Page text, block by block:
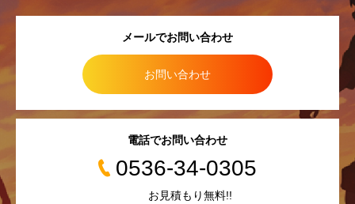
メールでお問い合わせ
お問い合わせ
電話でお問い合わせ
0536-34-0305
お見積もり無料!!